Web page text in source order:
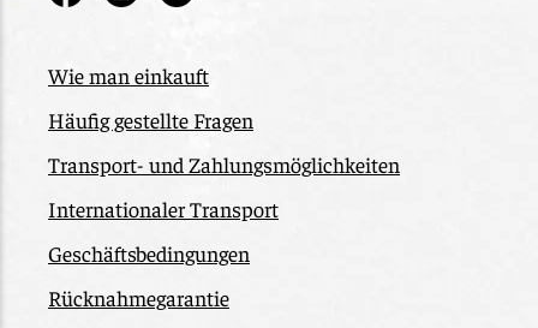
Wie man einkauft
Häufig gestellte Fragen
Transport- und Zahlungsmöglichkeiten
Internationaler Transport
Geschäftsbedingungen
Rücknahmegarantie